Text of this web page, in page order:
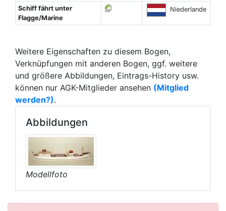
Schiff fährt unter
Flagge/Marine
Niederlande
Weitere Eigenschaften zu diesem Bogen,
Verknüpfungen mit anderen Bogen, ggf. weitere
und größere Abbildungen, Eintrags-History usw.
können nur AGK-Mitglieder ansehen (Mitglied
werden?).
Abbildungen
Modellfoto